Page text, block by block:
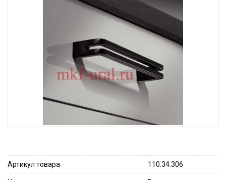
Артикул товара 110.34.306